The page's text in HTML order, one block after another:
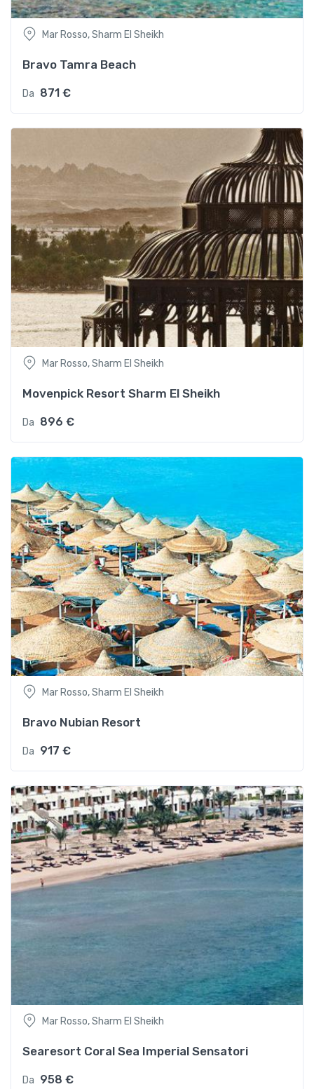
Mar Rosso, Sharm El Sheikh
Bravo Tamra Beach
Da 871 €
Mar Rosso, Sharm El Sheikh
Movenpick Resort Sharm El Sheikh
Da 896 €
Mar Rosso, Sharm El Sheikh
Bravo Nubian Resort
Da 917 €
Mar Rosso, Sharm El Sheikh
Searesort Coral Sea Imperial Sensatori
Da 958 €